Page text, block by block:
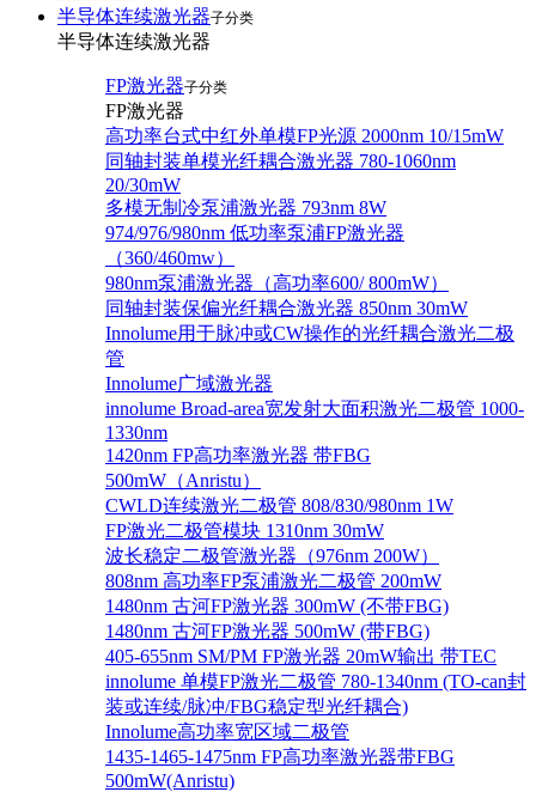
半导体连续激光器子分类
半导体连续激光器
FP激光器子分类
FP激光器
高功率台式中红外单模FP光源 2000nm 10/15mW
同轴封装单模光纤耦合激光器 780-1060nm
20/30mW
多模无制冷泵浦激光器 793nm 8W
974/976/980nm 低功率泵浦FP激光器
（360/460mw）
980nm泵浦激光器（高功率600/ 800mW）
同轴封装保偏光纤耦合激光器 850nm 30mW
Innolume用于脉冲或CW操作的光纤耦合激光二极
管
Innolume广域激光器
innolume Broad-area宽发射大面积激光二极管 1000-
1330nm
1420nm FP高功率激光器 带FBG
500mW（Anristu）
CWLD连续激光二极管 808/830/980nm 1W
FP激光二极管模块 1310nm 30mW
波长稳定二极管激光器（976nm 200W）
808nm 高功率FP泵浦激光二极管 200mW
1480nm 古河FP激光器 300mW (不带FBG)
1480nm 古河FP激光器 500mW (带FBG)
405-655nm SM/PM FP激光器 20mW输出 带TEC
innolume 单模FP激光二极管 780-1340nm (TO-can封
装或连续/脉冲/FBG稳定型光纤耦合)
Innolume高功率宽区域二极管
1435-1465-1475nm FP高功率激光器带FBG
500mW(Anristu)